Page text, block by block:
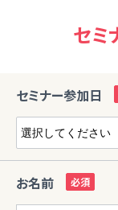
セミ
セミナー参加日
お名前